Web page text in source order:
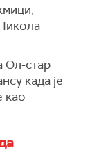
Ол-стар
када је
као